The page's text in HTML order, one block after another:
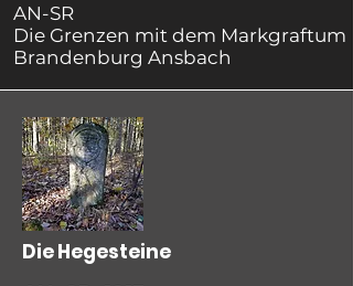
AN-SR
Die Grenzen mit dem Markgraftum
Brandenburg Ansbach
Die Hegesteine